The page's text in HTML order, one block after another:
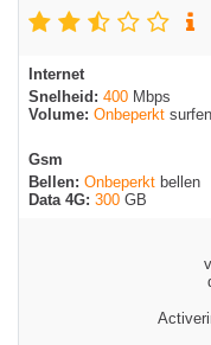
Internet
Snelheid: 400 Mbps
Volume: Onbeperkt surfen
Gsm
Bellen: Onbeperkt bellen
Data 4G: 300 GB